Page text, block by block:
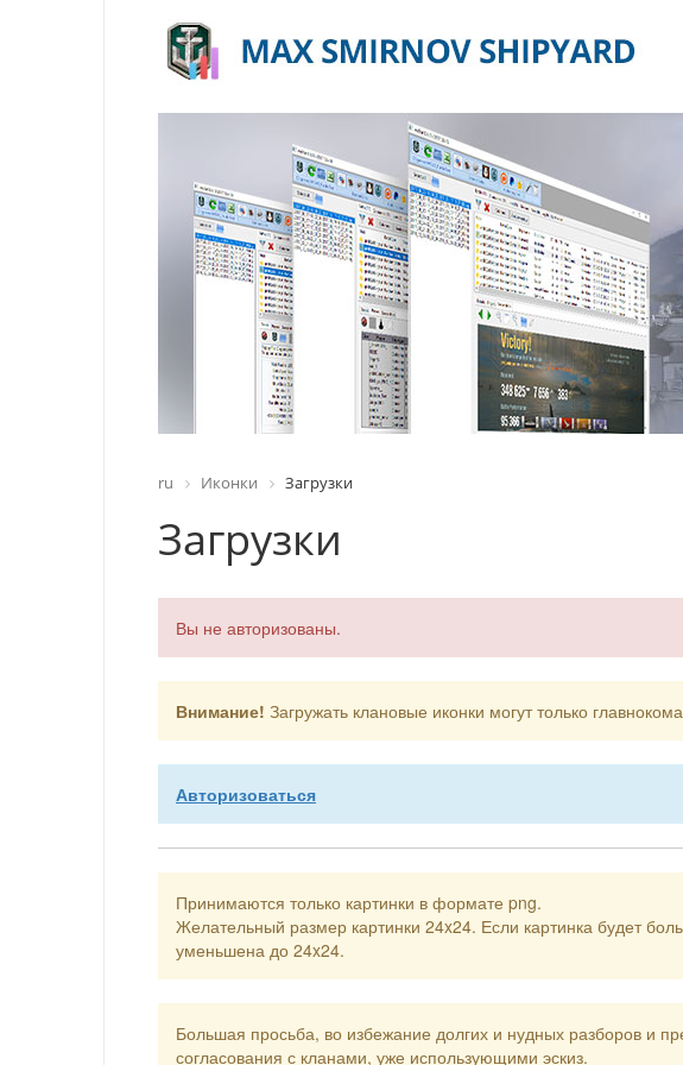
ru Иконки Загрузки
Загрузки
Вы не авторизованы.
Внимание! Загружать клановые иконки могут только
Авторизоваться
Принимаются только картинки в формате png.
Желательный размер картинки 24x24. Если картинка будет
уменьшена до 24x24.
Большая просьба, во избежание долгих и нудных разборов и
согласования с кланами, уже использующими эскиз.